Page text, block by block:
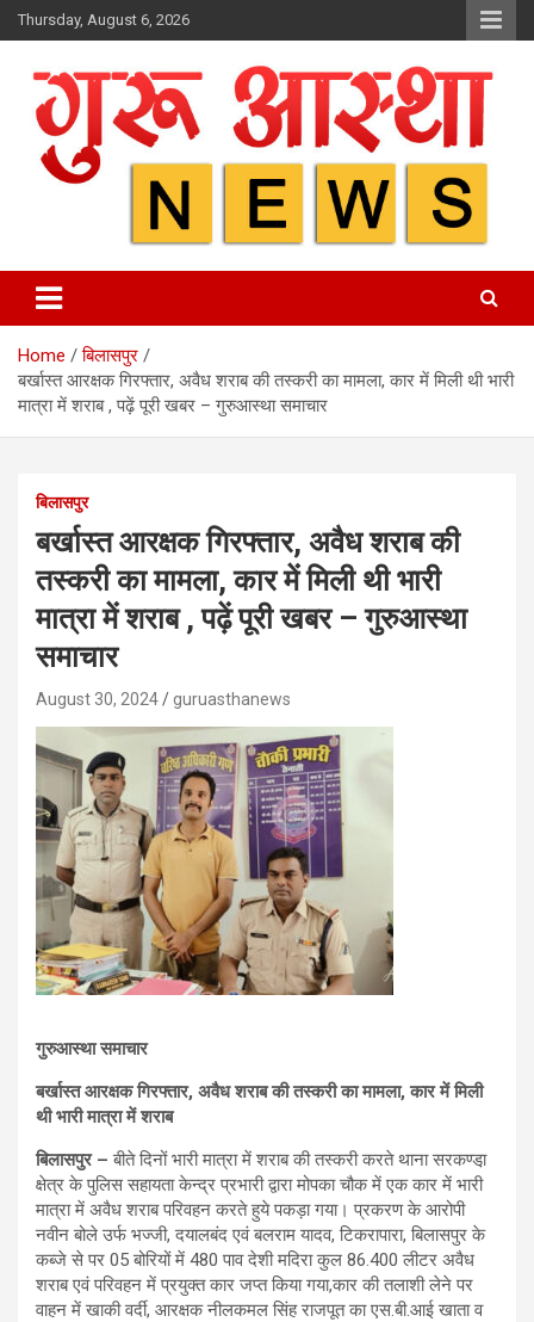
Skip
to
Thursday, August 6, 2026
Home
बिलासपुर
बर्खास्त आरक्षक गिरफ्तार, अवैध शराब की तस्करी का मामला, कार में मिली थी भारी
मात्रा में शराब , पढ़ें पूरी खबर – गुरुआस्था समाचार
बिलासपुर
बर्खास्त आरक्षक गिरफ्तार, अवैध शराब की
तस्करी का मामला, कार में मिली थी भारी
मात्रा में शराब , पढ़ें पूरी खबर – गुरुआस्था
समाचार
August 30, 2024 guruasthanews
गुरुआस्था समाचार
बर्खास्त आरक्षक गिरफ्तार, अवैध शराब की तस्करी का मामला, कार में मिली
थी भारी मात्रा में शराब
बिलासपुर – बीते दिनों भारी मात्रा में शराब की तस्करी करते थाना सरकण्डा़
क्षेत्र के पुलिस सहायता केन्द्र प्रभारी द्वारा मोपका चौक में एक कार में भारी
मात्रा में अवैध शराब परिवहन करते हुये पकड़ा गया। प्रकरण के आरोपी
नवीन बोले उर्फ भज्जी, दयालबंद एवं बलराम यादव, टिकरापारा, बिलासपुर के
कब्जे से पर 05 बोरियों में 480 पाव देशी मदिरा कुल 86.400 लीटर अवैध
शराब एवं परिवहन में प्रयुक्त कार जप्त किया गया,कार की तलाशी लेने पर
वाहन में खाकी वर्दी, आरक्षक नीलकमल सिंह राजपूत का एस.बी.आई खाता व